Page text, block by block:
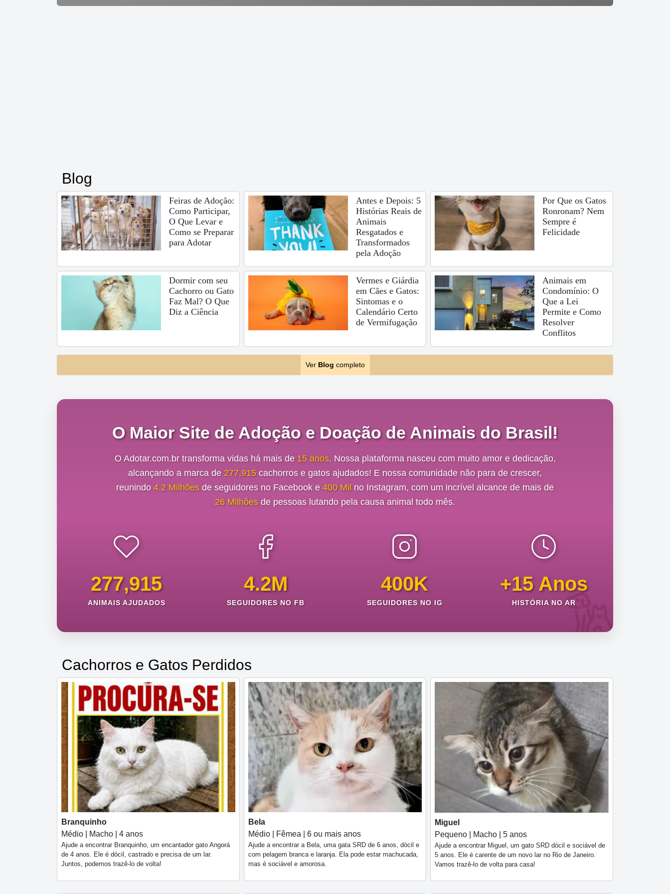
Blog
Feiras de Adoção:
Como Participar,
O Que Levar e
Como se Preparar
para Adotar
Antes e Depois: 5
Histórias Reais de
Animais
Resgatados e
Transformados
pela Adoção
Por Que os Gatos
Ronronam? Nem
Sempre é
Felicidade
Dormir com seu
Cachorro ou Gato
Faz Mal? O Que
Diz a Ciência
Vermes e Giárdia
em Cães e Gatos:
Sintomas e o
Calendário Certo
de Vermifugação
Animais em
Condomínio: O
Que a Lei
Permite e Como
Resolver
Conflitos
Ver Blog completo
O Maior Site de Adoção e Doação de Animais do Brasil!
O Adotar.com.br transforma vidas há mais de 15 anos. Nossa plataforma nasceu com muito amor e dedicação,
alcançando a marca de 277,915cachorros e gatos ajudados! E nossa comunidade não para de crescer,
reunindo 4.2 Milhõesde seguidores no Facebook e 400 Mil no Instagram, com um incrível alcance de mais de
26 Milhõesde pessoas lutando pela causa animal todo mês.
277,915
ANIMAIS AJUDADOS
4.2M
SEGUIDORES NO FB
400K
SEGUIDORES NO IG
+15 Anos
HISTÓRIA NO AR
Cachorros e Gatos Perdidos
Branquinho
Médio | Macho | 4 anos
Ajude a encontrar Branquinho, um encantador gato Angorá
de 4 anos. Ele é dócil, castrado e precisa de um lar.
Juntos, podemos trazê-lo de volta!
Bela
Médio | Fêmea | 6 ou mais anos
Ajude a encontrar a Bela, uma gata SRD de 6 anos, dócil e
com pelagem branca e laranja. Ela pode estar machucada,
mas é sociável e amorosa.
Miguel
Pequeno | Macho | 5 anos
Ajude a encontrar Miguel, um gato SRD dócil e sociável de
5 anos. Ele é carente de um novo lar no Rio de Janeiro.
Vamos trazê-lo de volta para casa!